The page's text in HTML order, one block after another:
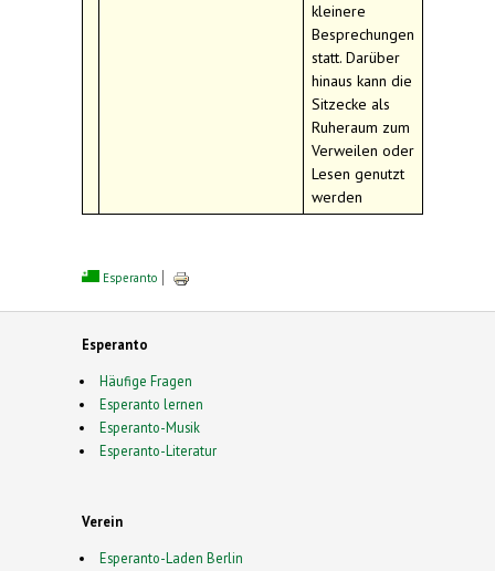
kleinere
Besprechungen
statt. Darüber
hinaus kann die
Sitzecke als
Ruheraum zum
Verweilen oder
Lesen genutzt
werden
Esperanto
Esperanto
Häufige Fragen
Esperanto lernen
Esperanto-Musik
Esperanto-Literatur
Verein
Esperanto-Laden Berlin